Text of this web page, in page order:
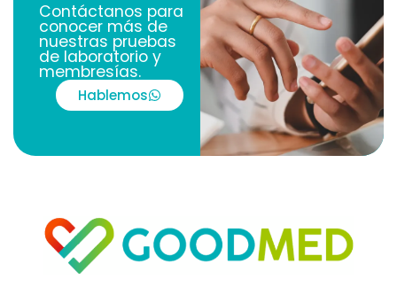
Contáctanos para
conocer más de
nuestras pruebas
de laboratorio y
membresías.
Hablemos